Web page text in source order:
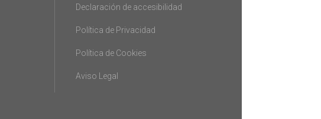
Declaración de accesibilidad
Política de Privacidad
Política de Cookies
Aviso Legal